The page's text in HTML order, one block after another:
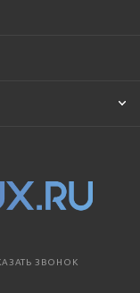
ЗВОНОК